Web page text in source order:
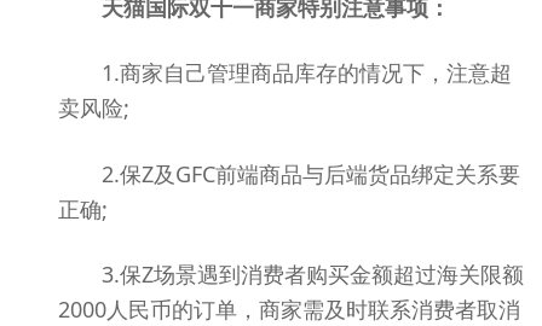
天猫国际双十一商家特别注意事项：
1.商家自己管理商品库存的情况下，注意超
卖风险;
2.保Z及GFC前端商品与后端货品绑定关系要
正确;
3.保Z场景遇到消费者购买金额超过海关限额
2000人民币的订单，商家需及时联系消费者取消